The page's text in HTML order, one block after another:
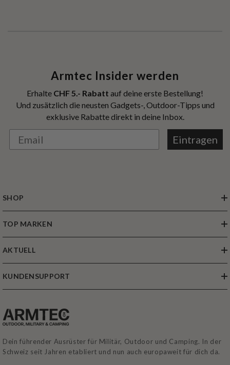
Armtec Insider werden
Erhalte CHF 5.- Rabatt auf deine erste Bestellung!
Und zusätzlich die neusten Gadgets-, Outdoor-Tipps und
exklusive Rabatte direkt in deine Inbox.
Eintragen
SHOP
TOP MARKEN
AKTUELL
KUNDENSUPPORT
Dein führender Ausrüster für Militär, Outdoor und Camping. In der
Schweiz seit Jahren etabliert und nun auch europaweit für dich da.